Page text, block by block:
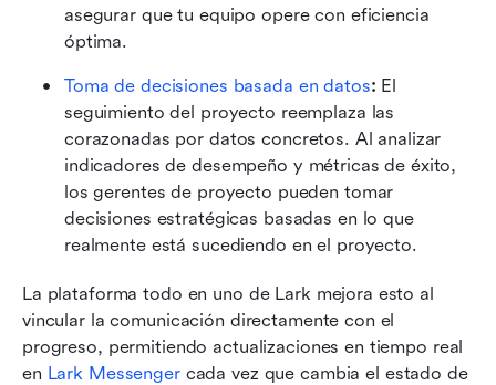
asegurar que tu equipo opere con eficiencia
óptima.
Toma de decisiones basada en datos: El
seguimiento del proyecto reemplaza las
corazonadas por datos concretos. Al analizar
indicadores de desempeño y métricas de éxito,
los gerentes de proyecto pueden tomar
decisiones estratégicas basadas en lo que
realmente está sucediendo en el proyecto.
La plataforma todo en uno de Lark mejora esto al
vincular la comunicación directamente con el
progreso, permitiendo actualizaciones en tiempo real
en Lark Messenger cada vez que cambia el estado de